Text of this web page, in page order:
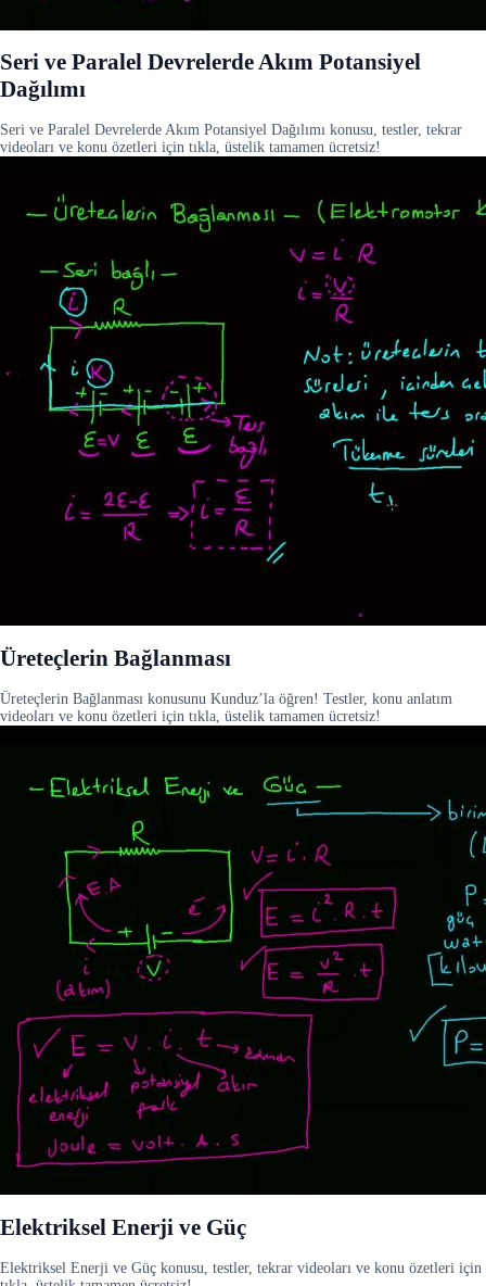
Seri ve Paralel Devrelerde Akım Potansiyel
Dağılımı
Seri ve Paralel Devrelerde Akım Potansiyel Dağılımı konusu, testler, tekrar
videoları ve konu özetleri için tıkla, üstelik tamamen ücretsiz!
Üreteçlerin Bağlanması
Üreteçlerin Bağlanması konusunu Kunduz’la öğren! Testler, konu anlatım
videoları ve konu özetleri için tıkla, üstelik tamamen ücretsiz!
Elektriksel Enerji ve Güç
Elektriksel Enerji ve Güç konusu, testler, tekrar videoları ve konu özetleri için